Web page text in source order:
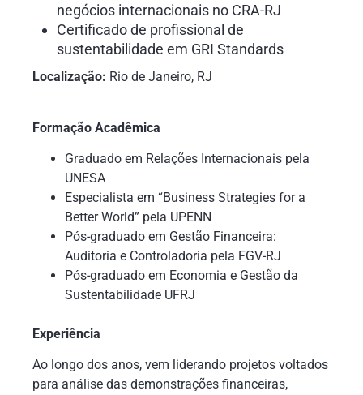
negócios internacionais no CRA-RJ
Certificado de profissional de
sustentabilidade em GRI Standards
Localização: Rio de Janeiro, RJ
Formação Acadêmica
Graduado em Relações Internacionais pela
UNESA
Especialista em “Business Strategies for a
Better World” pela UPENN
Pós-graduado em Gestão Financeira:
Auditoria e Controladoria pela FGV-RJ
Pós-graduado em Economia e Gestão da
Sustentabilidade UFRJ
Experiência
Ao longo dos anos, vem liderando projetos voltados
para análise das demonstrações financeiras,